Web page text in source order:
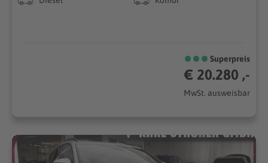
Superpreis
€ 20.280 ,-
MwSt. ausweisbar